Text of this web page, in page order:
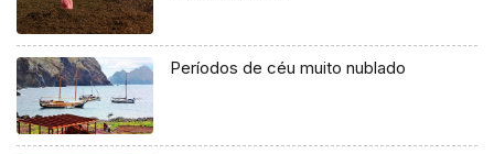
Períodos de céu muito nublado